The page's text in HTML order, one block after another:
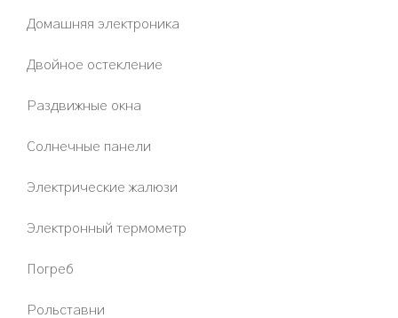
Домашняя электроника
Двойное остекление
Раздвижные окна
Солнечные панели
Электрические жалюзи
Электронный термометр
Погреб
Рольставни